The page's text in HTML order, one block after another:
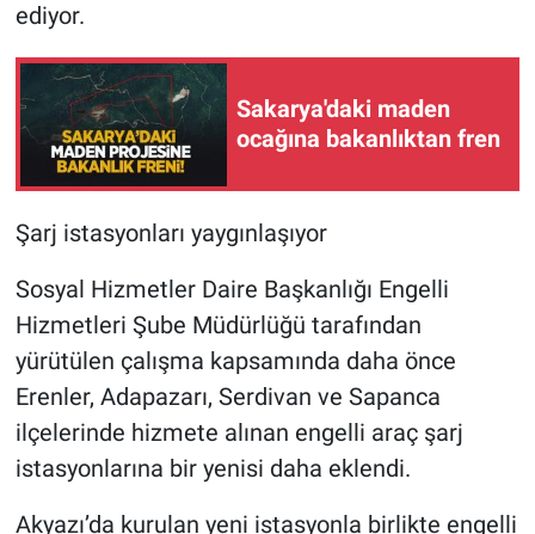
ediyor.
Sakarya'daki maden
ocağına bakanlıktan fren
Şarj istasyonları yaygınlaşıyor
Sosyal Hizmetler Daire Başkanlığı Engelli
Hizmetleri Şube Müdürlüğü tarafından
yürütülen çalışma kapsamında daha önce
Erenler, Adapazarı, Serdivan ve Sapanca
ilçelerinde hizmete alınan engelli araç şarj
istasyonlarına bir yenisi daha eklendi.
Akyazı’da kurulan yeni istasyonla birlikte engelli